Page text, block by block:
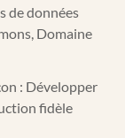
de données
Domaine
: Développer
fidèle